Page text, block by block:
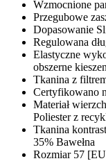
Wzmocnione
Przegubowe
Dopasowanie
Regulowana
Elastyczne
obszerne
Tkanina z
Certyfikowano
Materiał
Poliester z
Tkanina
35% Bawełna
Rozmiar 57